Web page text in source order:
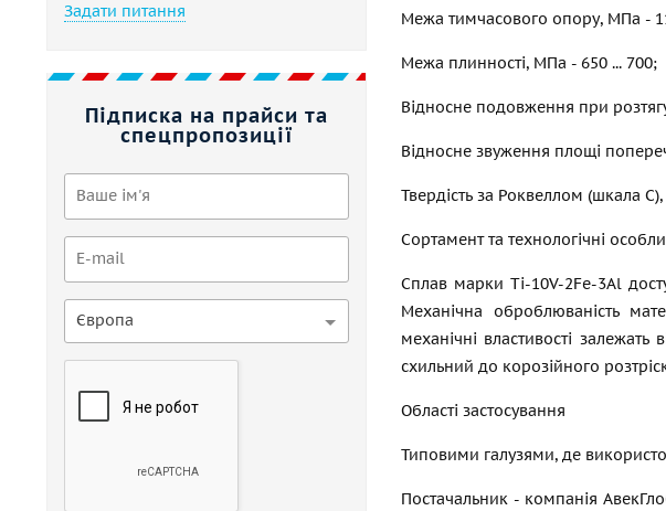
Задати питання
Підписка на прайси та
спецпропозиції
Європа
Межа тимчасового опору, МПа -
Межа плинності, МПа - 650 ... 700;
Відносне подовження при
Відносне звуження площі
Твердість за Роквеллом (шкала
Сортамент та технологічні
Сплав марки Ti-10V-2Fe-3Al
Механічна оброблюваність
механічні властивості
схильний до корозійного
Області застосування
Типовими галузями, де
Постачальник - компанія